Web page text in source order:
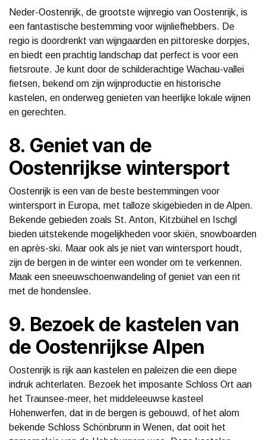
Neder-Oostenrijk, de grootste wijnregio van Oostenrijk, is
een fantastische bestemming voor wijnliefhebbers. De
regio is doordrenkt van wijngaarden en pittoreske dorpjes,
en biedt een prachtig landschap dat perfect is voor een
fietsroute. Je kunt door de schilderachtige Wachau-vallei
fietsen, bekend om zijn wijnproductie en historische
kastelen, en onderweg genieten van heerlijke lokale wijnen
en gerechten.
8. Geniet van de
Oostenrijkse wintersport
Oostenrijk is een van de beste bestemmingen voor
wintersport in Europa, met talloze skigebieden in de Alpen.
Bekende gebieden zoals St. Anton, Kitzbühel en Ischgl
bieden uitstekende mogelijkheden voor skiën, snowboarden
en après-ski. Maar ook als je niet van wintersport houdt,
zijn de bergen in de winter een wonder om te verkennen.
Maak een sneeuwschoenwandeling of geniet van een rit
met de hondenslee.
9. Bezoek de kastelen van
de Oostenrijkse Alpen
Oostenrijk is rijk aan kastelen en paleizen die een diepe
indruk achterlaten. Bezoek het imposante Schloss Ort aan
het Traunsee-meer, het middeleeuwse kasteel
Hohenwerfen, dat in de bergen is gebouwd, of het alom
bekende Schloss Schönbrunn in Wenen, dat ooit het